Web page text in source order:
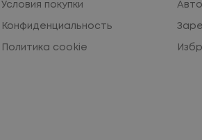
Условия покупки
Конфиденциальность
Политика cookie